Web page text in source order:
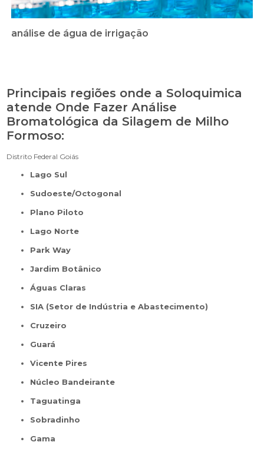
análise de água de irrigação
Principais regiões onde a Soloquimica
atende Onde Fazer Análise
Bromatológica da Silagem de Milho
Formoso:
Distrito Federal Goiás
Lago Sul
Sudoeste/Octogonal
Plano Piloto
Lago Norte
Park Way
Jardim Botânico
Águas Claras
SIA (Setor de Indústria e Abastecimento)
Cruzeiro
Guará
Vicente Pires
Núcleo Bandeirante
Taguatinga
Sobradinho
Gama